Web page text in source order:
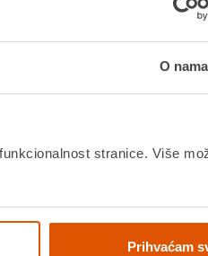
O nama
stranice. Više
Prihvaćam
PROIZVOD JE
Ocjene